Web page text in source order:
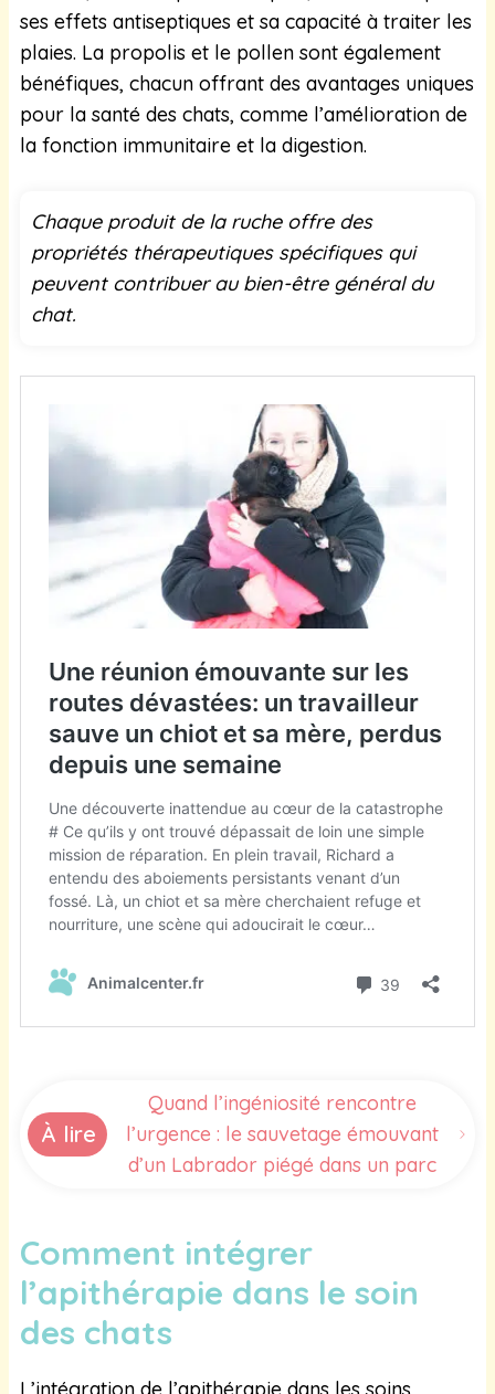
ses effets antiseptiques et sa capacité à traiter les
plaies. La propolis et le pollen sont également
bénéfiques, chacun offrant des avantages uniques
pour la santé des chats, comme l’amélioration de
la fonction immunitaire et la digestion.
Chaque produit de la ruche offre des
propriétés thérapeutiques spécifiques qui
peuvent contribuer au bien-être général du
chat.
À lire
Quand l’ingéniosité rencontre
l’urgence : le sauvetage émouvant
d’un Labrador piégé dans un parc
Comment intégrer
l’apithérapie dans le soin
des chats
L’intégration de l’apithérapie dans les soins